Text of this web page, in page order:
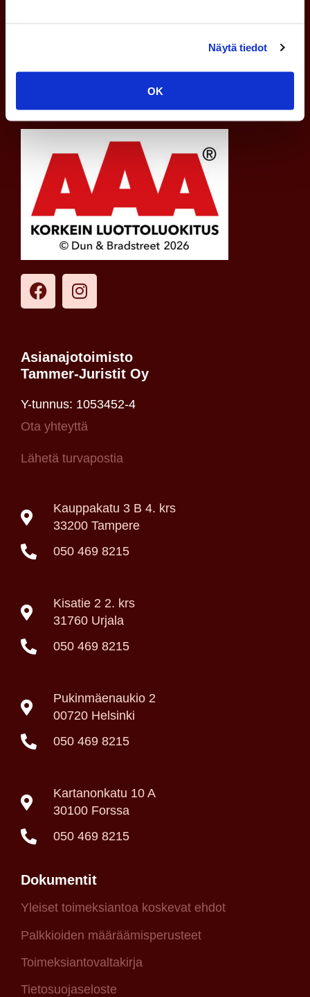
Näytä tiedot
OK
Asianajotoimisto
Tammer-Juristit Oy
Y-tunnus: 1053452-4
Ota yhteyttä
Lähetä turvapostia
Kauppakatu 3 B 4. krs
33200 Tampere
050 469 8215
Kisatie 2 2. krs
31760 Urjala
050 469 8215
Pukinmäenaukio 2
00720 Helsinki
050 469 8215
Kartanonkatu 10 A
30100 Forssa
050 469 8215
Dokumentit
Yleiset toimeksiantoa koskevat ehdot
Palkkioiden määräämisperusteet
Toimeksiantovaltakirja
Tietosuojaseloste